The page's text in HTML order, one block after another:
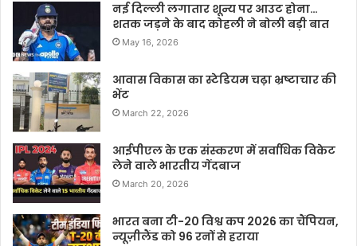
नई दिल्ली लगातार शून्य पर आउट होना…
शतक जड़ने के बाद कोहली ने बोली बड़ी बात
May 16, 2026
आवास विकास का स्टेडियम चढ़ा भ्रष्टाचार की
भेंट
March 22, 2026
आईपीएल के एक संस्करण में सर्वाधिक विकेट
लेने वाले भारतीय गेंदबाज
March 20, 2026
भारत बना टी-20 विश्व कप 2026 का चैंपियन,
न्यूज़ीलैंड को 96 रनों से हराया